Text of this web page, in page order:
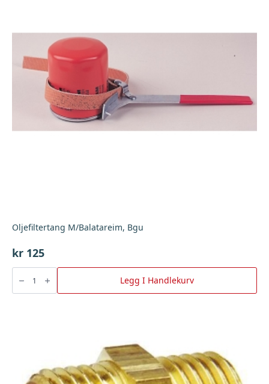
Oljefiltertang M/Balatareim, Bgu
kr 125
Oljefiltertang
M/Balatareim,
Bgu
antall
Legg I Handlekurv